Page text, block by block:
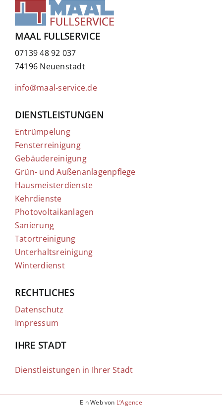
MAAL FULLSERVICE
07139 48 92 037
74196 Neuenstadt
info@maal-service.de
DIENSTLEISTUNGEN
Entrümpelung
Fensterreinigung
Gebäudereinigung
Grün- und Außenanlagenpflege
Hausmeisterdienste
Kehrdienste
Photovoltaikanlagen
Sanierung
Tatortreinigung
Unterhaltsreinigung
Winterdienst
RECHTLICHES
Datenschutz
Impressum
IHRE STADT
Dienstleistungen in Ihrer Stadt
Ein Web von L’Agence